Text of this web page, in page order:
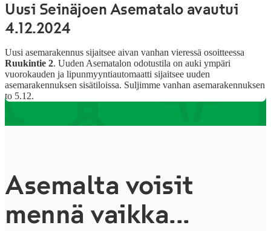
Uusi Seinäjoen Asematalo avautui
4.12.2024
Uusi asemarakennus sijaitsee aivan vanhan vieressä osoitteessa
Ruukintie 2. Uuden Asematalon odotustila on auki ympäri
vuorokauden ja lipunmyyntiautomaatti sijaitsee uuden
asemarakennuksen sisätiloissa. Suljimme vanhan asemarakennuksen
to 5.12.
Asemalta voisit
mennä vaikka...